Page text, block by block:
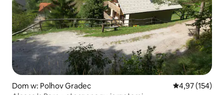
Dom w: Polhov Gradec Średnia
4,97 (154)